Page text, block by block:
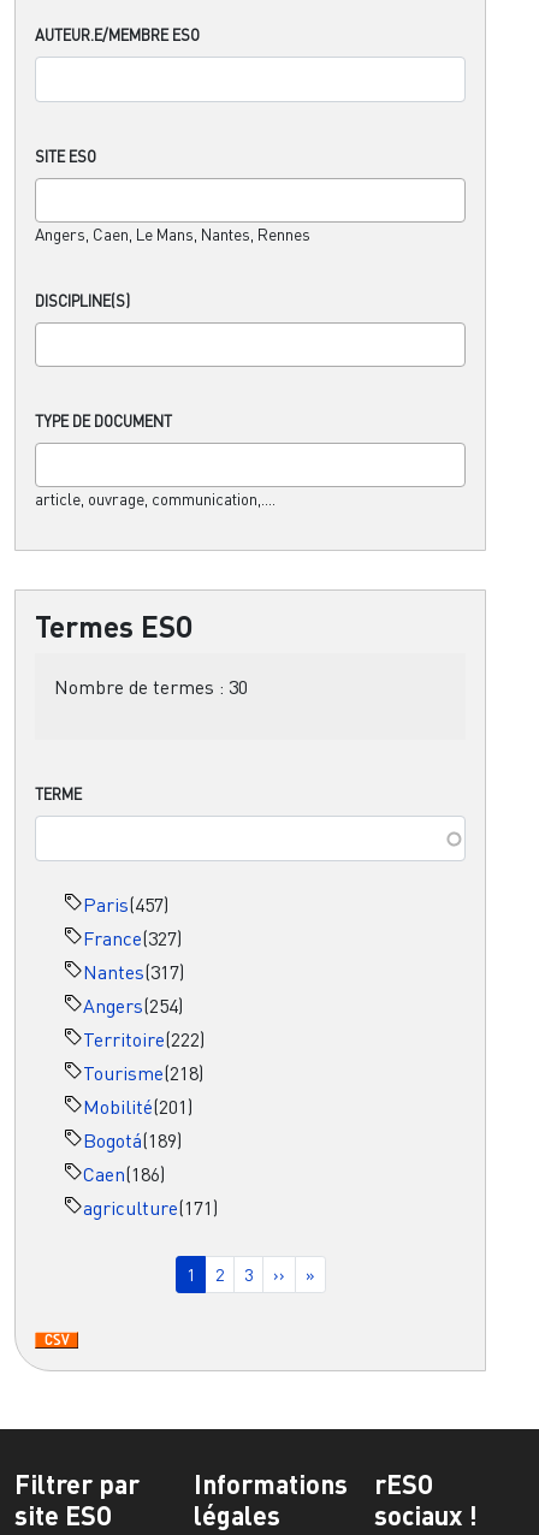
AUTEUR.E/MEMBRE ESO
SITE ESO
Angers, Caen, Le Mans, Nantes, Rennes
DISCIPLINE(S)
TYPE DE DOCUMENT
article, ouvrage, communication,....
Termes ESO
Nombre de termes : 30
TERME
Paris(457)
France(327)
Nantes(317)
Angers(254)
Territoire(222)
Tourisme(218)
Mobilité(201)
Bogotá(189)
Caen(186)
agriculture(171)
Page courante
1 Page
2 Page
3 Page suivante
›› Dernière page
»
Filtrer par
site ESO
Informations
légales
rESO
sociaux !